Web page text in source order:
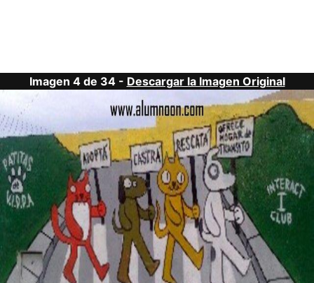
Imagen 4 de 34 - Descargar la Imagen Original